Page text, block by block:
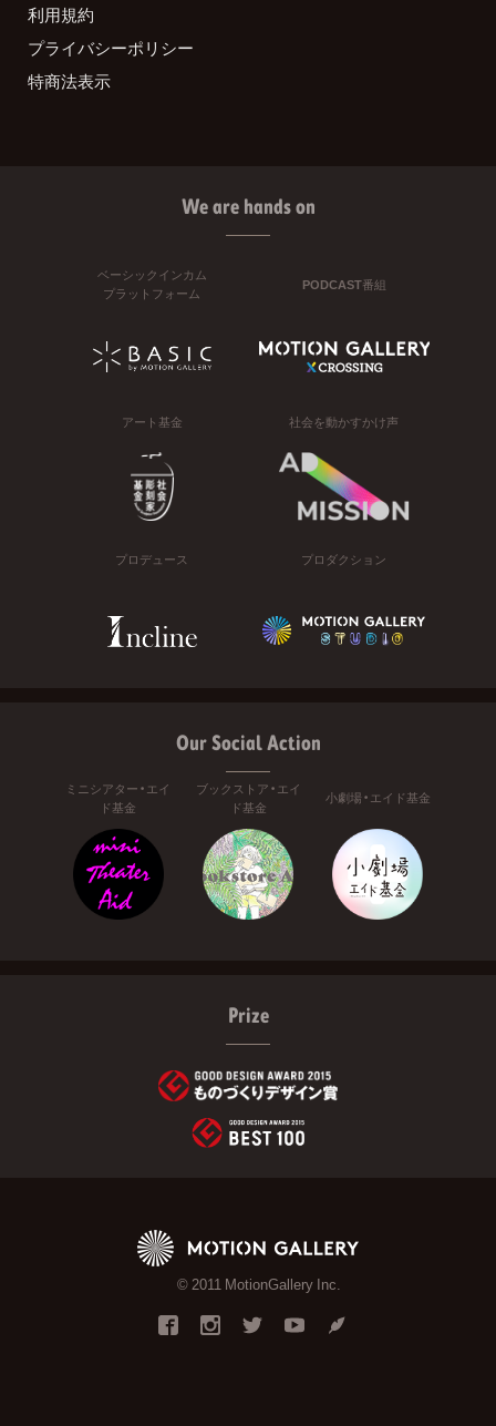
利用規約
プライバシーポリシー
特商法表示
We are hands on
ベーシックインカム
プラットフォーム
PODCAST番組
アート基金 社会を動かすかけ声
プロデュース プロダクション
Our Social Action
ミニシアター・エイ
ド基金
ブックストア・エイ
ド基金
小劇場・エイド基金
Prize
© 2011 MotionGallery Inc.